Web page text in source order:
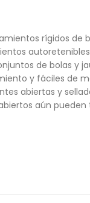
rígidos de
de bolas y
y fáciles de
abiertas y
aún pueden